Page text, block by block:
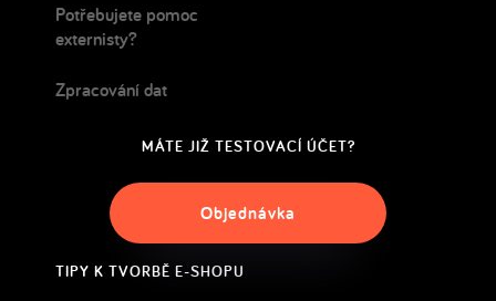
Potřebujete pomoc
externisty?
Zpracování dat
MÁTE JIŽ TESTOVACÍ ÚČET?
Objednávka
TIPY K TVORBĚ E-SHOPU